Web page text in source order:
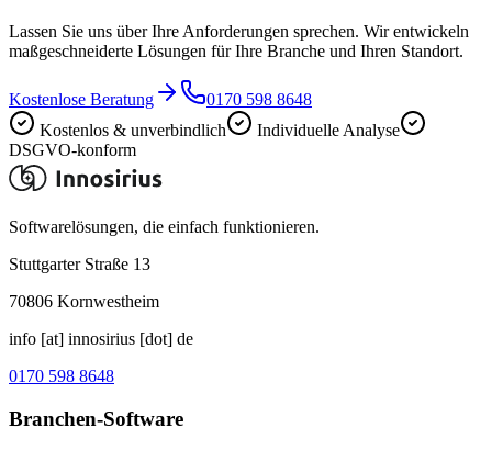
Lassen Sie uns über Ihre Anforderungen sprechen. Wir entwickeln
maßgeschneiderte Lösungen für Ihre Branche und Ihren Standort.
Kostenlose Beratung
0170 598 8648
Kostenlos & unverbindlich
Individuelle Analyse
DSGVO-konform
Softwarelösungen, die einfach funktionieren.
Stuttgarter Straße 13
70806 Kornwestheim
info [at] innosirius [dot] de
0170 598 8648
Branchen-Software